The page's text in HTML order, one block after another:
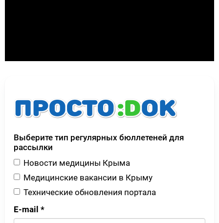
Выберите тип регулярных бюллетеней для
рассылки
Новости медицины Крыма
Медицинские вакансии в Крыму
Технические обновления портала
E-mail *